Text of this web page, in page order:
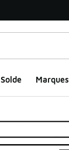
Solde Marques